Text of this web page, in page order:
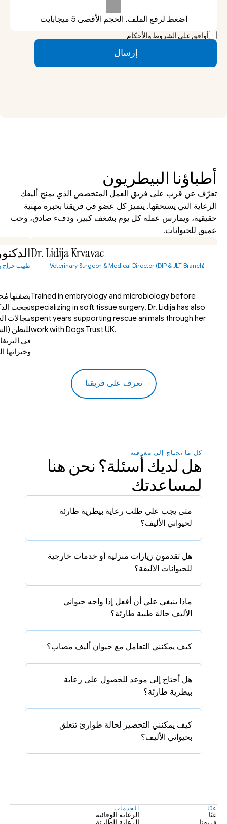
اضغط لرفع الملف. الحجم الأقصى 5 ميجابايت
أوافق على الشروط والأحكام
إرسال
أطباؤنا البيطريون
عميق للحيوانات.
Dr. Lidija Krvavac
Veterinary Surgeon & Medical Director (DIP & JLT Branch)
Trained in embryology and microbiology before
specializing in soft tissue surgery, Dr. Lidija has also
spent years supporting rescue animals through her
work with Dogs Trust UK.
طبيب جراح
وخبراتها
تعرف على فريقنا
كل ما تحتاج إلى معرفته
لمساعدتك
لحيواني الأليف؟
للحيوانات الأليفة؟
الأليف حالة طبية طارئة؟
كيف يمكنني التعامل مع حيوان أليف مصاب؟
بيطرية طارئة؟
بحيواني الأليف؟
عنّا
عنّا
الخدمات
الرعاية الوقائية